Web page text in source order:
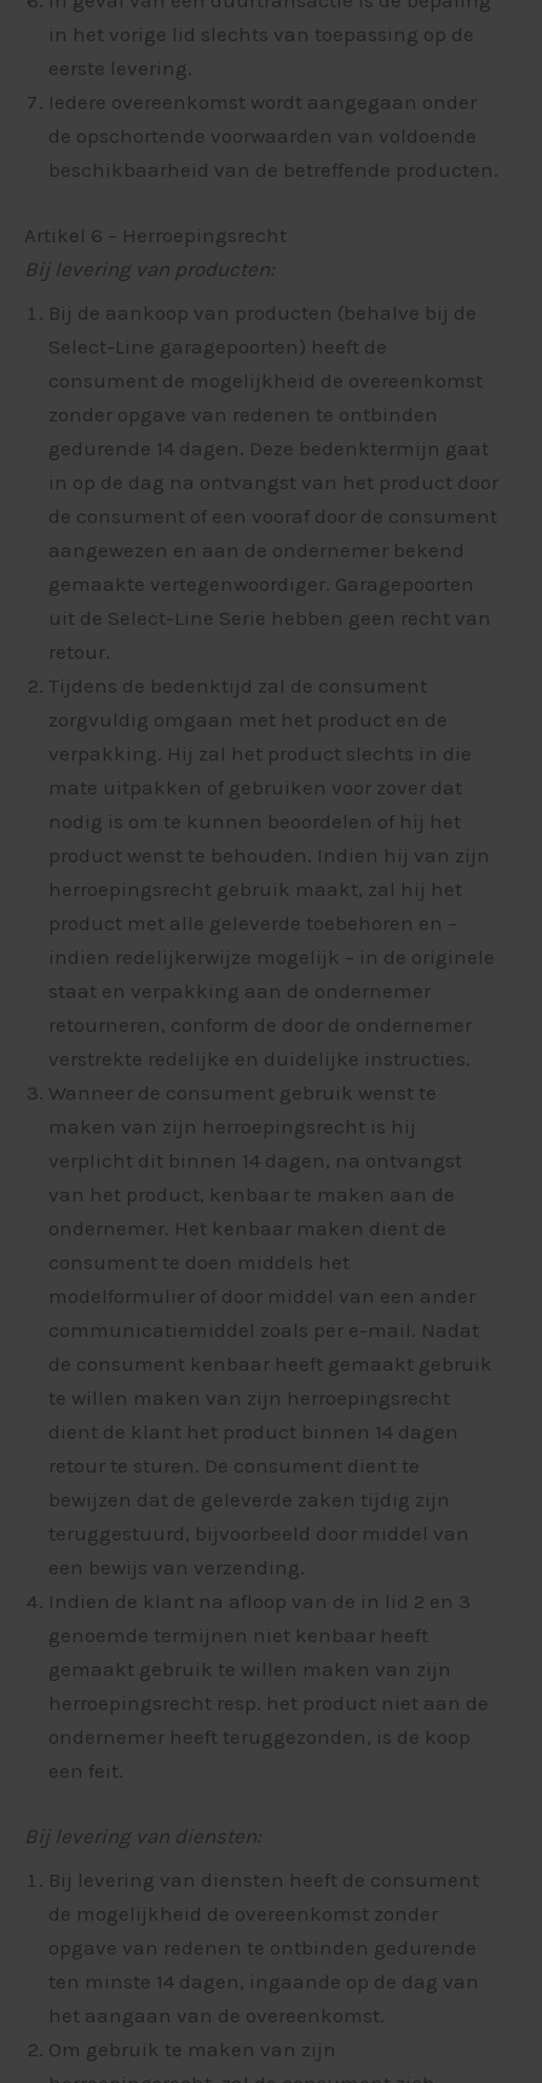
in het vorige lid slechts van toepassing op de
eerste levering.
Iedere overeenkomst wordt aangegaan onder
de opschortende voorwaarden van voldoende
beschikbaarheid van de betreffende producten.
Artikel 6 – Herroepingsrecht
Bij levering van producten:
Bij de aankoop van producten (behalve bij de
Select-Line garagepoorten) heeft de
consument de mogelijkheid de overeenkomst
zonder opgave van redenen te ontbinden
gedurende 14 dagen. Deze bedenktermijn gaat
in op de dag na ontvangst van het product door
de consument of een vooraf door de consument
aangewezen en aan de ondernemer bekend
gemaakte vertegenwoordiger. Garagepoorten
uit de Select-Line Serie hebben geen recht van
retour.
Tijdens de bedenktijd zal de consument
zorgvuldig omgaan met het product en de
verpakking. Hij zal het product slechts in die
mate uitpakken of gebruiken voor zover dat
nodig is om te kunnen beoordelen of hij het
product wenst te behouden. Indien hij van zijn
herroepingsrecht gebruik maakt, zal hij het
product met alle geleverde toebehoren en –
indien redelijkerwijze mogelijk – in de originele
staat en verpakking aan de ondernemer
retourneren, conform de door de ondernemer
verstrekte redelijke en duidelijke instructies.
Wanneer de consument gebruik wenst te
maken van zijn herroepingsrecht is hij
verplicht dit binnen 14 dagen, na ontvangst
van het product, kenbaar te maken aan de
ondernemer. Het kenbaar maken dient de
consument te doen middels het
modelformulier of door middel van een ander
communicatiemiddel zoals per e-mail. Nadat
de consument kenbaar heeft gemaakt gebruik
te willen maken van zijn herroepingsrecht
dient de klant het product binnen 14 dagen
retour te sturen. De consument dient te
bewijzen dat de geleverde zaken tijdig zijn
teruggestuurd, bijvoorbeeld door middel van
een bewijs van verzending.
Indien de klant na afloop van de in lid 2 en 3
genoemde termijnen niet kenbaar heeft
gemaakt gebruik te willen maken van zijn
herroepingsrecht resp. het product niet aan de
ondernemer heeft teruggezonden, is de koop
een feit.
Bij levering van diensten:
Bij levering van diensten heeft de consument
de mogelijkheid de overeenkomst zonder
opgave van redenen te ontbinden gedurende
ten minste 14 dagen, ingaande op de dag van
het aangaan van de overeenkomst.
Om gebruik te maken van zijn